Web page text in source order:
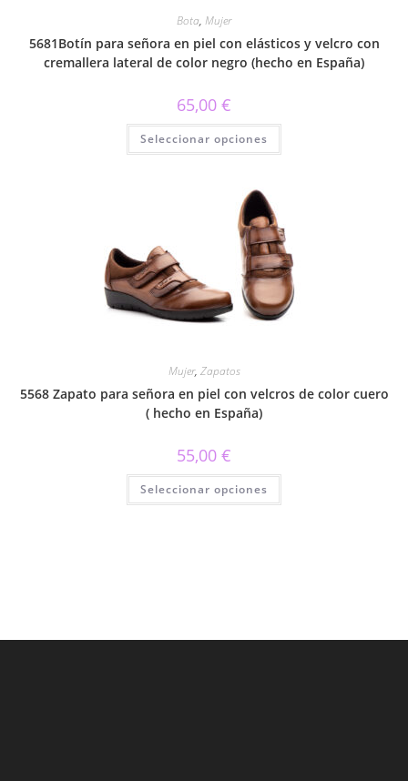
Bota, Mujer
5681Botín para señora en piel con elásticos y velcro con
cremallera lateral de color negro (hecho en España)
65,00 €
Seleccionar opciones
Este
tiene
pueden
elegir
en
la
página
de
producto
Mujer, Zapatos
5568 Zapato para señora en piel con velcros de color cuero
( hecho en España)
55,00 €
Seleccionar opciones
Este
tiene
de